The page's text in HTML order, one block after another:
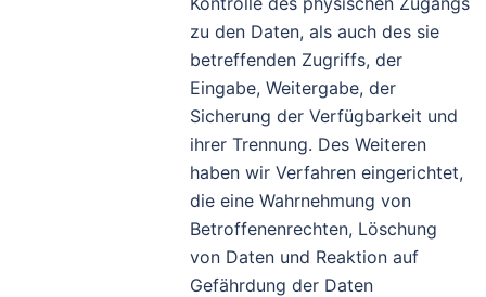
zu den Daten, als auch des sie
betreffenden Zugriffs, der
Eingabe, Weitergabe, der
Sicherung der Verfügbarkeit und
ihrer Trennung. Des Weiteren
haben wir Verfahren eingerichtet,
die eine Wahrnehmung von
Betroffenenrechten, Löschung
von Daten und Reaktion auf
Gefährdung der Daten